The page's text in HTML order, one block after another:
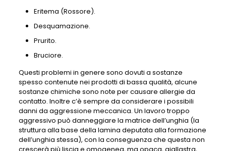
Eritema (Rossore).
Desquamazione.
Prurito.
Bruciore.
Questi problemi in genere sono dovuti a sostanze
spesso contenute nei prodotti di bassa qualità, alcune
sostanze chimiche sono note per causare allergie da
contatto. Inoltre c’è sempre da considerare i possibili
danni da aggressione meccanica. Un lavoro troppo
aggressivo può danneggiare la matrice dell’unghia (la
struttura alla base della lamina deputata alla formazione
dell’unghia stessa), con la conseguenza che questa non